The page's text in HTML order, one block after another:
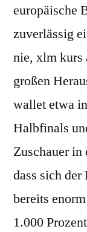
europäische
zuverlässig
nie, xlm kurs
großen
wallet etwa
Halbfinals
Zuschauer in
dass sich der
bereits
1.000